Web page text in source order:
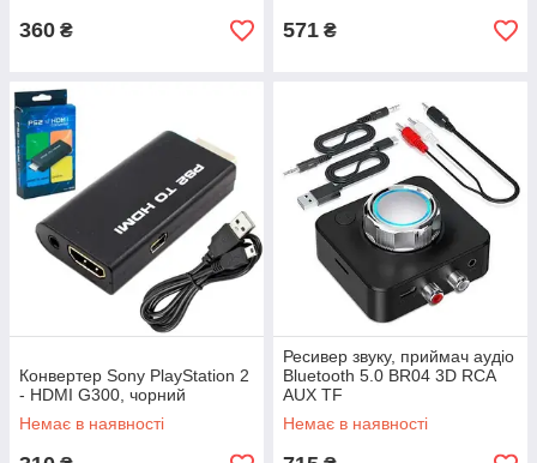
360 ₴ 571 ₴
Конвертер Sony PlayStation 2
- HDMI G300, чорний
Немає в наявності
Ресивер звуку, приймач аудіо
Bluetooth 5.0 BR04 3D RCA
AUX TF
Немає в наявності